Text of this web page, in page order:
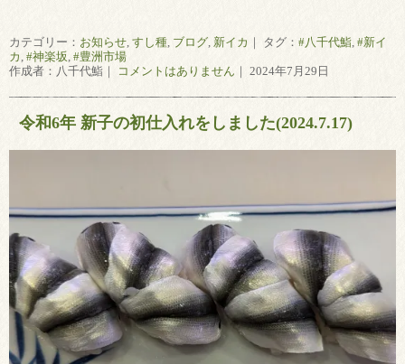
カテゴリー： お知らせ, すし種, ブログ, 新イカ ｜ タグ： #八千代鮨, #新イ
カ, #神楽坂, #豊洲市場
作成者：八千代鮨｜
コメントはありません ｜ 2024年7月29日
令和6年 新子の初仕入れをしました(2024.7.17)